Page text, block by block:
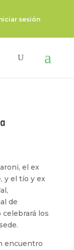
sesión
el ex
y el tío y ex
de
celebrará los
encuentro